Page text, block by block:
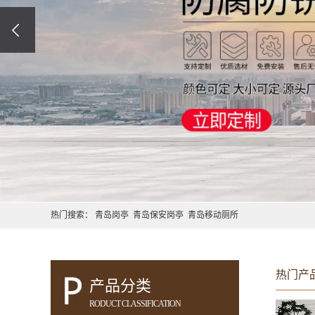
热门搜索： 青岛岗亭 青岛保安岗亭 青岛移动厕所
产品分类
RODUCT CLASSIFICATION
热门产